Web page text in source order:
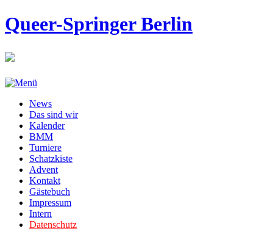
Queer-Springer Berlin
News
Das sind wir
Kalender
BMM
Turniere
Schatzkiste
Advent
Kontakt
Gästebuch
Impressum
Intern
Datenschutz